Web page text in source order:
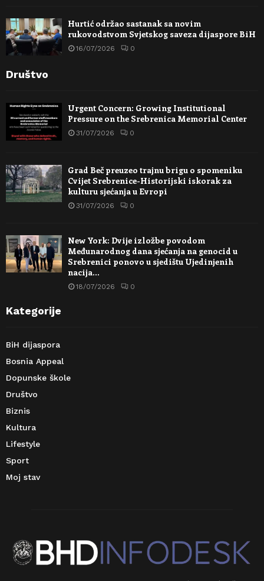
Hurtić održao sastanak sa novim
rukovodstvom Svjetskog saveza dijaspore BiH
16/07/2026 0
Društvo
Urgent Concern: Growing Institutional
Pressure on the Srebrenica Memorial Center
31/07/2026 0
Grad Beč preuzeo trajnu brigu o spomeniku
Cvijet Srebrenice-Historijski iskorak za
kulturu sjećanja u Evropi
31/07/2026 0
New York: Dvije izložbe povodom
Međunarodnog dana sjećanja na genocid u
Srebrenici ponovo u sjedištu Ujedinjenih
nacija…
18/07/2026 0
Kategorije
BiH dijaspora
Bosnia Appeal
Dopunske škole
Društvo
Biznis
Kultura
Lifestyle
Sport
Moj stav